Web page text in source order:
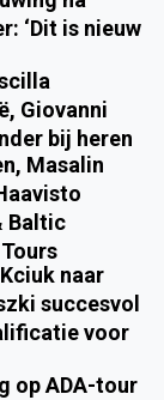
‘Dit is nieuw
Giovanni
bij heren
Masalin
Baltic
naar
succesvol
voor
op ADA-tour